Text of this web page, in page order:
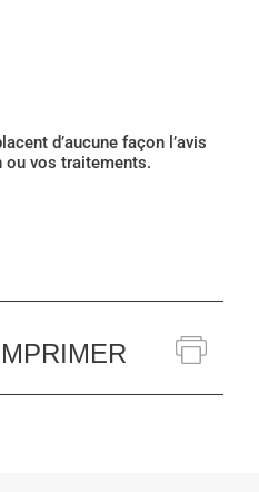
d’aucune façon l’avis
ou vos traitements.